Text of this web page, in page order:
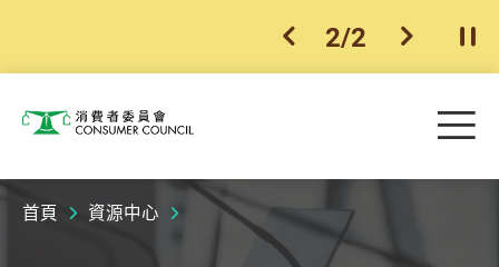
上一個
2/2 下一個開
消費者委員會 目
首頁 資源中心